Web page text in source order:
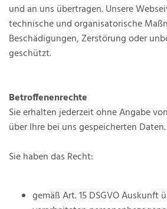
und an uns übertragen. Unsere
technische und organisatorische
Beschädigungen, Zerstörung oder
geschützt.
Betroffenenrechte
Sie erhalten jederzeit ohne Angabe
über Ihre bei uns gespeicherten Daten.
Sie haben das Recht:
gemäß Art. 15 DSGVO Auskunft